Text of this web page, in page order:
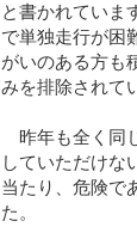
と書かれていま
で単独走行が困
がいのある方も
みを排除されて
昨年も全く同
していただけな
当たり、危険で
た。